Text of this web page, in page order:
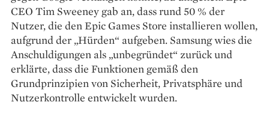
CEO Tim Sweeney gab an, dass rund 50 % der
Nutzer, die den Epic Games Store installieren wollen,
aufgrund der „Hürden“ aufgeben. Samsung wies die
Anschuldigungen als „unbegründet“ zurück und
erklärte, dass die Funktionen gemäß den
Grundprinzipien von Sicherheit, Privatsphäre und
Nutzerkontrolle entwickelt wurden.